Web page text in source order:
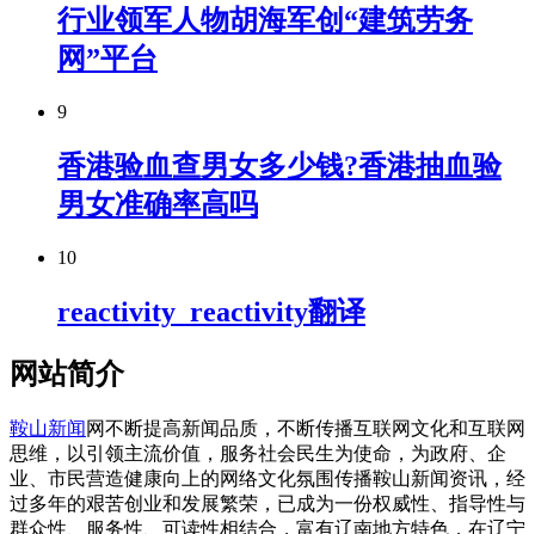
行业领军人物胡海军创“建筑劳务
网”平台
9
香港验血查男女多少钱?香港抽血验
男女准确率高吗
10
reactivity_reactivity翻译
网站简介
鞍山新闻 网不断提高新闻品质，不断传播互联网文化和互联网
思维，以引领主流价值，服务社会民生为使命，为政府、企
业、市民营造健康向上的网络文化氛围传播鞍山新闻资讯，经
过多年的艰苦创业和发展繁荣，已成为一份权威性、指导性与
群众性、服务性、可读性相结合，富有辽南地方特色，在辽宁